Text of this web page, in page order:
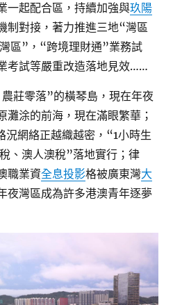
一起配合區，持續加強與玖陽
制對接，著力推進三地“灣區
區”，“跨境理財通”業務試
考試等嚴重改造落地見效……
莊零落”的橫琴島，現在年夜
灘涂的前海，現在滿眼繁華；
況網絡正越織越密，“1小時生
、澳人澳稅”落地實行；律
職業資全息投影格被廣東灣大
夜灣區成為許多港澳青年逐夢